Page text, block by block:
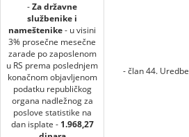
-Za državne
službenike i
nameštenike- u visini
3% prosečne mesečne
zarade po zaposlenom
u RS prema poslednjem
konačnom objavljenom
podatku republičkog
organa nadležnog za
poslove statistike na
dan isplate - 1.968,27
- član 44. Uredbe